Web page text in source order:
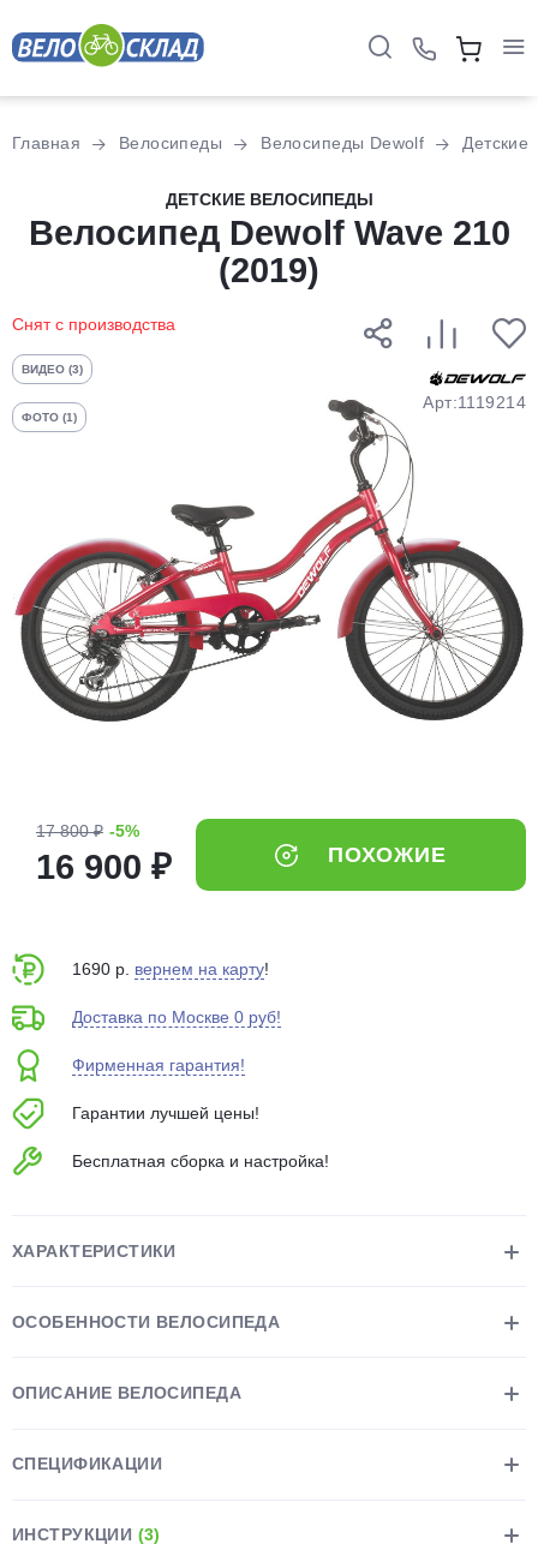
Главная Велосипеды Велосипеды Dewolf Детские
ДЕТСКИЕ ВЕЛОСИПЕДЫ
Велосипед Dewolf Wave 210
(2019)
Снят с производства
ВИДЕО (3)
ФОТО (1)
Арт:1119214
17 800 ₽ -5%
16 900 ₽ ПОХОЖИЕ
1690 р. вернем на карту!
Доставка по Москве 0 руб!
Фирменная гарантия!
Гарантии лучшей цены!
Бесплатная сборка и настройка!
ХАРАКТЕРИСТИКИ
ОСОБЕННОСТИ ВЕЛОСИПЕДА
ОПИСАНИЕ ВЕЛОСИПЕДА
СПЕЦИФИКАЦИИ
ИНСТРУКЦИИ (3)
Разбейте
оплатуна части
без переплат
График платежей
Добавляйте товары
в корзину
Оплачивайте сегодня только
25% картой любого банка
выбранный способом
75% будут
Подробнее
недели